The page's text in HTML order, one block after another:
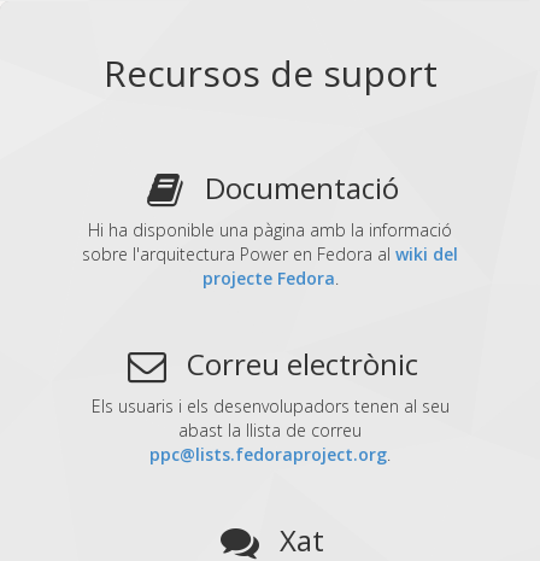
Recursos de suport
Documentació
Hi ha disponible una pàgina amb la informació
sobre l'arquitectura Power en Fedora al wiki del
projecte Fedora.
Correu electrònic
Els usuaris i els desenvolupadors tenen al seu
abast la llista de correu
ppc@lists.fedoraproject.org.
Xat